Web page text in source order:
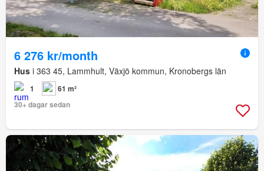
6 276 kr/month
Hus i 363 45, Lammhult, Växjö kommun, Kronobergs län
1
61 m²
30+ dagar sedan